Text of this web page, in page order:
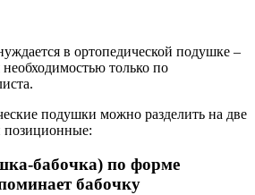
в ортопедической подушке –
необходимостью только по
подушки можно разделить на две
позиционные:
бабочка) по форме
бабочку